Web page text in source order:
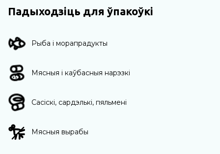
Падыходзіць для ўпакоўкі
Рыба і морапрадукты
Мясныя і каўбасныя нарэзкі
Сасіскі, сардэлькі, пяльмені
Мясныя вырабы